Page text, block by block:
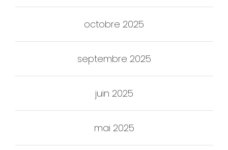
octobre 2025
septembre 2025
juin 2025
mai 2025